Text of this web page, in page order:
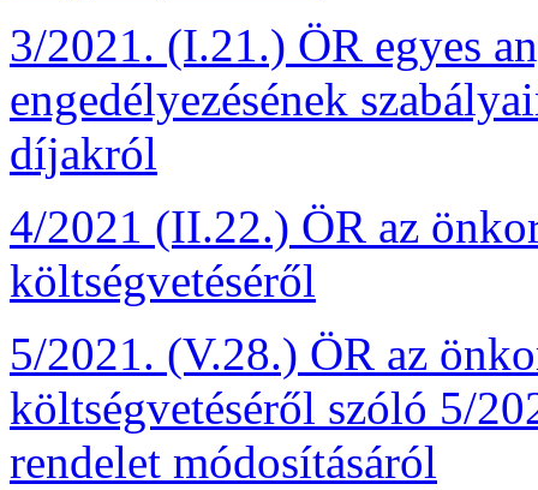
3/2021. (I.21.) ÖR egyes
engedélyezésének
díjakról
4/2021 (II.22.) ÖR az
költségvetéséről
5/2021. (V.28.) ÖR az
költségvetéséről szóló 5/
rendelet módosításáról